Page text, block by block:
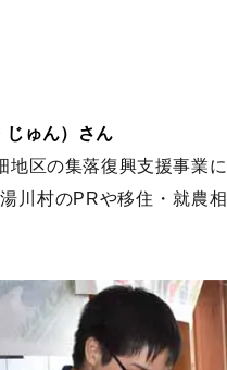
じゅん）さん
地区の集落復興支援事業に
川村のPRや移住・就農相